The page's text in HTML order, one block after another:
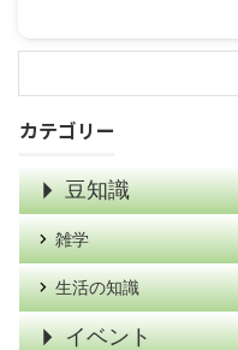
カテゴリー
豆知識
雑学
生活の知識
イベント